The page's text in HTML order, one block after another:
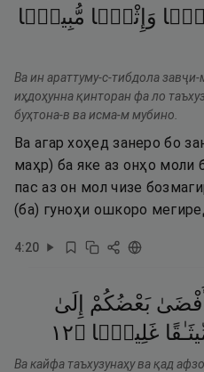
وَإِثْمًۭا مُّبِينًۭا
Ва ин араттуму-с-тибдола
иҳдоҳунна қинторан фа ло
буҳтона-в ва исма-м мубино.
Ва агар хоҳед занеро бо
маҳр) ба яке аз онҳо
пас аз он мол чизе
(ба) гуноҳи ошкоро
4:20
أَفْضَىٰ بَعْضُكُمْ
إِلَىٰ
غَلِيظًۭا ۝٢١
Ва кайфа таъхузунаҳу ва қад